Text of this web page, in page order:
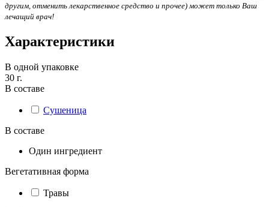
другим, отменить лекарственное средство и прочее) может только Ваш
лечащий врач!
Характеристики
В одной упаковке
30 г.
В составе
Сушеница
В составе
Один ингредиент
Вегетативная форма
Травы